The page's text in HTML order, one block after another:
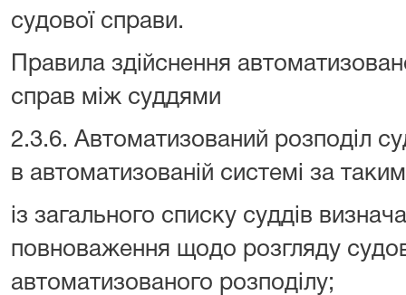
судової справи.
Правила здійснення
справ між суддями
2.3.6. Автоматизований розподіл
в автоматизованій системі за
із загального списку суддів
повноваження щодо розгляду
автоматизованого розподілу;